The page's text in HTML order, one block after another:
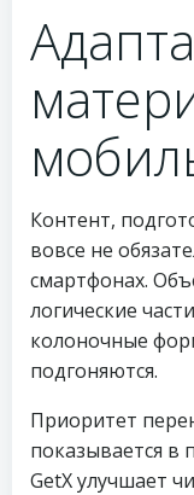
Контент,
вовсе не
смартфонах.
логические
колоночные
подгоняются.
Приоритет
показывается в
GetX улучшает